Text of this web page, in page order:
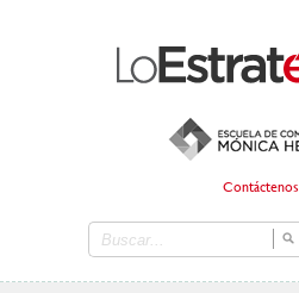
Contáctenos